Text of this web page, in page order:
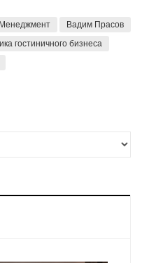
Вадим Прасов
гостиничного бизнеса